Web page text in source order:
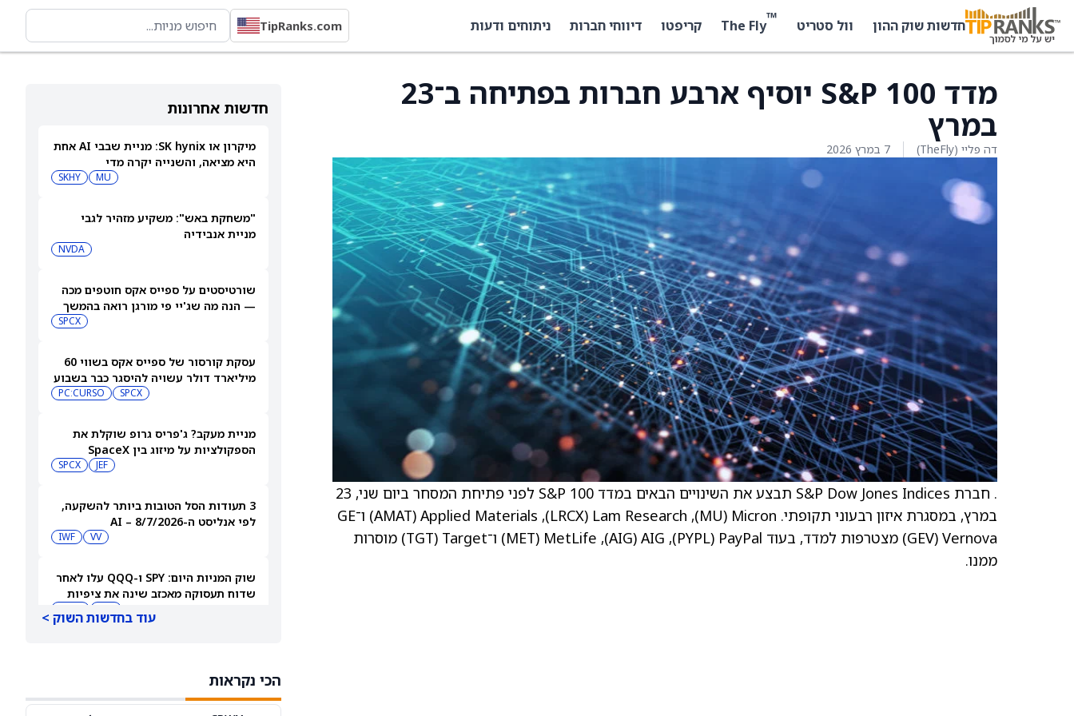
חדשות שוק ההון וול סטריט ™
The Fly קריפטו דיווחי חברות ניתוחים ודעות TipRanks.com
חדשות אחרונות
מיקרון או SK hynix: מניית שבבי AI אחת
היא מציאה, והשנייה יקרה מדי
MU
SKHY
"משחקת באש": משקיע מזהיר לגבי
מניית אנבידיה
NVDA
שורטיסטים על ספייס אקס חוטפים מכה
— הנה מה שג'יי פי מורגן רואה בהמשך
SPCX
עסקת קורסור של ספייס אקס בשווי 60
מיליארד דולר עשויה להיסגר כבר בשבוע
SPCX
PC:CURSO
מניית מעקב? ג'פריס גרופ שוקלת את
הספקולציות על מיזוג בין SpaceX
JEF
SPCX
3 תעודות הסל הטובות ביותר להשקעה,
לפי אנליסט ה-AI – 8/7/2026
VV
IWF
שוק המניות היום: SPY ו-QQQ עלו לאחר
שדוח תעסוקה מאכזב שינה את ציפיות
עוד בחדשות השוק >
הכי נקראות
מדד S&P 100 יוסיף ארבע חברות בפתיחה ב־23
במרץ
דה פליי (TheFly) 7 במרץ 2026
. חברת S&P Dow Jones Indices תבצע את השינויים הבאים במדד S&P 100 לפני פתיחת המסחר ביום שני, 23
במרץ, במסגרת איזון רבעוני תקופתי. Micron ‏(MU), Lam Research ‏(LRCX), Applied Materials ‏(AMAT) ו־GE
Vernova ‏(GEV) מצטרפות למדד, בעוד PayPal ‏(PYPL), AIG ‏(AIG), MetLife ‏(MET) ו־Target ‏(TGT) מוסרות
ממנו.